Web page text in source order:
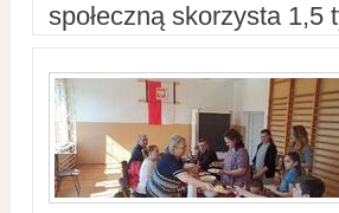
społeczną skorzysta 1,5